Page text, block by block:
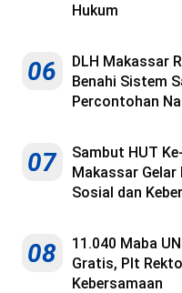
Hukum
06
DLH Makassar
Benahi Sistem
Percontohan
07
Sambut HUT
Makassar Gelar
Sosial dan
08
11.040 Maba
Gratis, Plt
Kebersamaan